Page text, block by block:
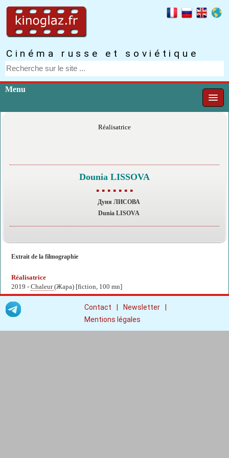
Cinéma russe et soviétique
Menu
Réalisatrice
Dounia LISSOVA
▪ ▪ ▪ ▪ ▪ ▪ ▪
Дуня ЛИСОВА
Dunia LISOVA
Extrait de la filmographie
Réalisatrice
2019 - Chaleur(Жара) [fiction, 100 mn]
Contact Newsletter
Mentions légales